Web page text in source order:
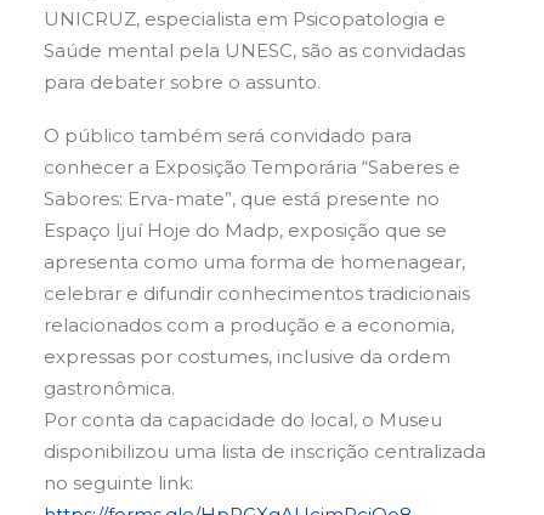
UNICRUZ, especialista em Psicopatologia e
Saúde mental pela UNESC, são as convidadas
para debater sobre o assunto.
O público também será convidado para
conhecer a Exposição Temporária “Saberes e
Sabores: Erva-mate”, que está presente no
Espaço Ijuí Hoje do Madp, exposição que se
apresenta como uma forma de homenagear,
celebrar e difundir conhecimentos tradicionais
relacionados com a produção e a economia,
expressas por costumes, inclusive da ordem
gastronômica.
Por conta da capacidade do local, o Museu
disponibilizou uma lista de inscrição centralizada
no seguinte link: